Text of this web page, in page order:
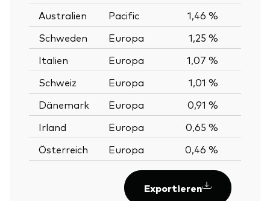
Australien
Pacific
1,46 %
Schweden
Europa
1,25 %
Italien
Europa
1,07 %
Schweiz
Europa
1,01 %
Dänemark
Europa
0,91 %
Irland
Europa
0,65 %
Österreich
Europa 0,46 %
Exportieren